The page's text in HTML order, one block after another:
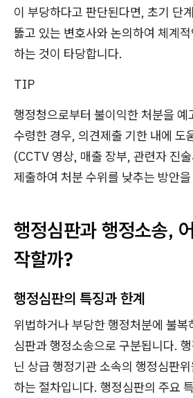
이 부당하다고 판단된다면, 초기 단
뚫고 있는 변호사와 논의하여 체계
하는 것이 타당합니다.
TIP
행정청으로부터 불이익한 처분을 예
수령한 경우, 의견제출 기한 내에 도
(CCTV 영상, 매출 장부, 관련자 진
제출하여 처분 수위를 낮추는 방안
행정심판과 행정소송,
작할까?
행정심판의 특징과 한계
위법하거나 부당한 행정처분에 불복
심판과 행정소송으로 구분됩니다.
닌 상급 행정기관 소속의 행정심판
하는 절차입니다. 행정심판의 주요